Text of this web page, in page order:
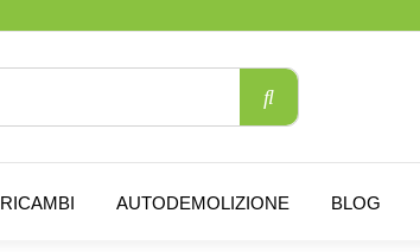
RICAMBI AUTODEMOLIZIONE BLOG